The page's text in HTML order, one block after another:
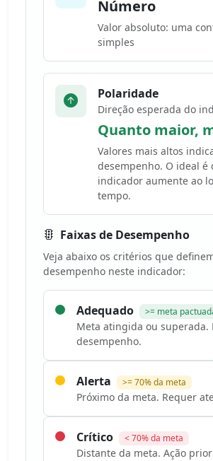
Número
Valor absoluto: uma
simples
Polaridade
Direção esperada do
Quanto maior,
Valores mais altos
desempenho. O ideal é
indicador aumente ao
tempo.
Faixas de Desempenho
Veja abaixo os critérios que
desempenho neste indicador:
Adequado >= meta
Meta atingida ou superada.
desempenho.
Alerta >= 70% da meta
Próximo da meta. Requer
Crítico < 70% da meta
Distante da meta. Ação